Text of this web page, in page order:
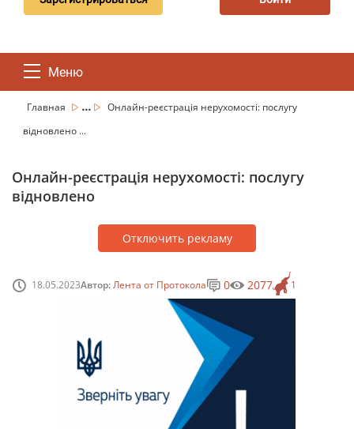
Меню
Главная ...
Онлайн-реєстрація нерухомості: послугу
відновлено ...
Онлайн-реєстрація нерухомості: послугу
відновлено
Отключить рекламу
18.05.2023Автор:Лента от Протокола 1
0 2077